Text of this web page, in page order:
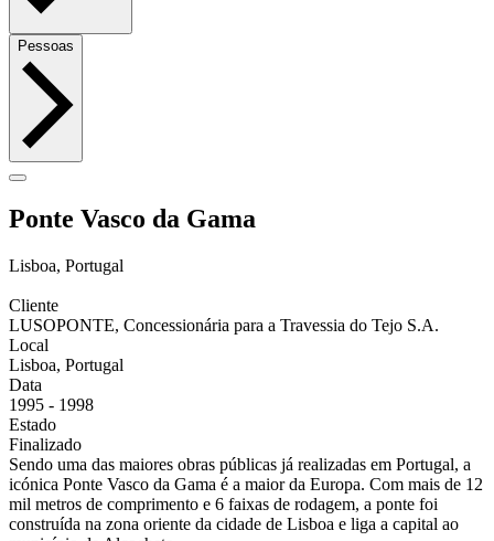
Pessoas
Ponte Vasco da Gama
Lisboa, Portugal
Cliente
LUSOPONTE, Concessionária para a Travessia do Tejo S.A.
Local
Lisboa, Portugal
Data
1995 - 1998
Estado
Finalizado
Sendo uma das maiores obras públicas já realizadas em Portugal, a
icónica Ponte Vasco da Gama é a maior da Europa. Com mais de 12
mil metros de comprimento e 6 faixas de rodagem, a ponte foi
construída na zona oriente da cidade de Lisboa e liga a capital ao